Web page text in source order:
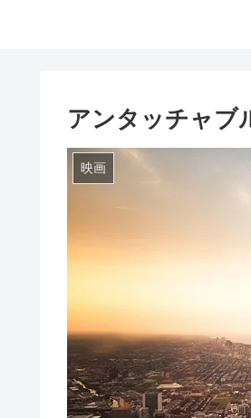
アンタッチャブ
映画